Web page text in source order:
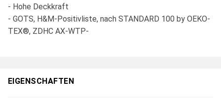
- Hohe Deckkraft
- GOTS, H&M-Positivliste, nach STANDARD 100 by OEKO-
TEX®, ZDHC AX-WTP-
EIGENSCHAFTEN